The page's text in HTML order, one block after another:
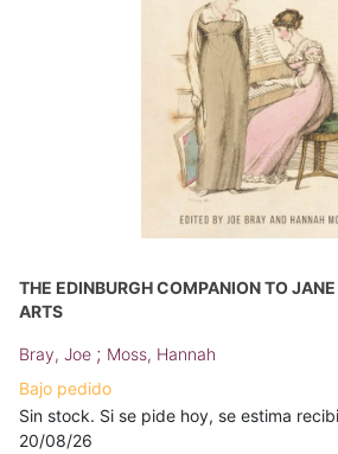
THE EDINBURGH COMPANION TO
ARTS
Bray, Joe ; Moss, Hannah
Bajo pedido
Sin stock. Si se pide hoy, se estima
20/08/26